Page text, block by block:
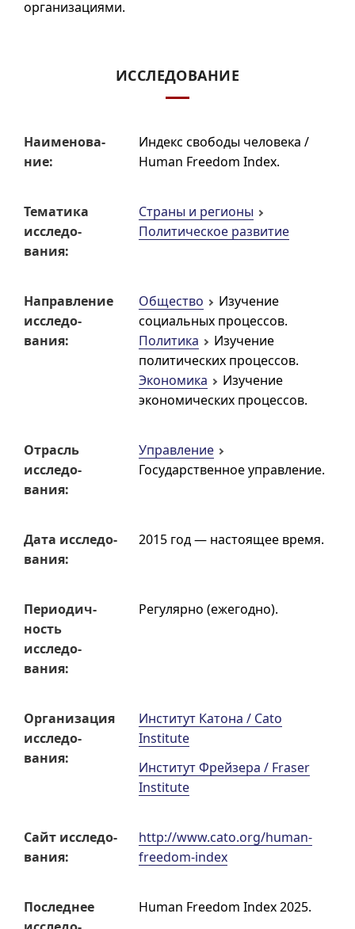
организациями.
ИССЛЕДОВАНИЕ
Наиме­но­ва­
ние:
Индекс свободы человека /
Human Freedom Index.
Тематика
исследо­
вания:
Страны и регионы
Политическое развитие
Направ­ление
исследо­
вания:
Общество
Изучение
социальных процессов.
Политика
Изучение
политических процессов.
Экономика
Изучение
экономических процессов.
Отрасль
исследо­
вания:
Управление
Государственное управление.
Дата исследо­
вания:
2015 год — настоящее время.
Перио­дич­
ность
исследо­
вания:
Регулярно (ежегодно).
Органи­зация
исследо­
вания:
Институт Катона / Cato
Institute
Институт Фрейзера / Fraser
Institute
Сайт исследо­
вания:
http://www.cato.org/human-
freedom-index
Послед­нее
Human Freedom Index 2025.